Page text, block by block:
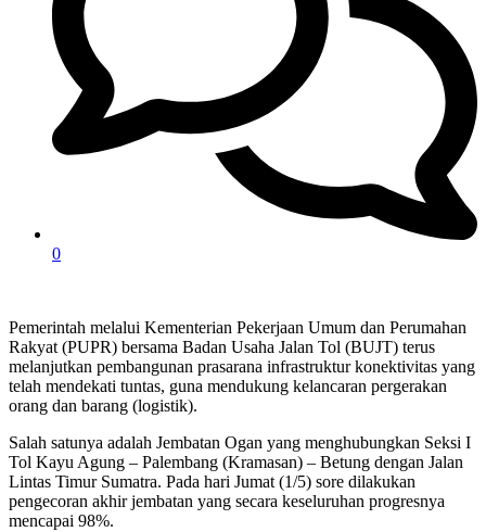
0
Pemerintah melalui Kementerian Pekerjaan Umum dan Perumahan
Rakyat (PUPR) bersama Badan Usaha Jalan Tol (BUJT) terus
melanjutkan pembangunan prasarana infrastruktur konektivitas yang
telah mendekati tuntas, guna mendukung kelancaran pergerakan
orang dan barang (logistik).
Salah satunya adalah Jembatan Ogan yang menghubungkan Seksi I
Tol Kayu Agung – Palembang (Kramasan) – Betung dengan Jalan
Lintas Timur Sumatra. Pada hari Jumat (1/5) sore dilakukan
pengecoran akhir jembatan yang secara keseluruhan progresnya
mencapai 98%.